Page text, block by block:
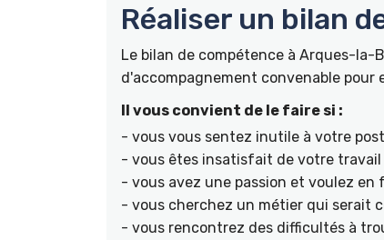
Réaliser un bilan
Le bilan de compétence à Arques-
d'accompagnement convenable pour
Il vous convient de le faire si :
- vous vous sentez inutile à votre
- vous êtes insatisfait de votre travail
- vous avez une passion et voulez en
- vous cherchez un métier qui serait
- vous rencontrez des difficultés à